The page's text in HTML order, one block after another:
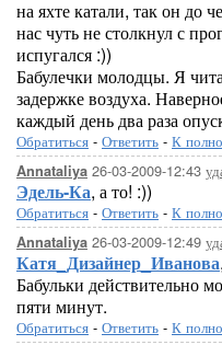
на яхте катали, так он до
нас чуть не столкнул с
испугался :))
Бабулечки молодцы. Я
задержке воздуха.
каждый день два раза
Обратиться - Ответить - К
Annataliya 26-03-2009-12:43
Эдель-Ка, а то! :))
Обратиться - Ответить - К
Annataliya 26-03-2009-12:49
Катя_Дизайнер_Иванова
Бабульки действительно
пяти минут.
Обратиться - Ответить - К